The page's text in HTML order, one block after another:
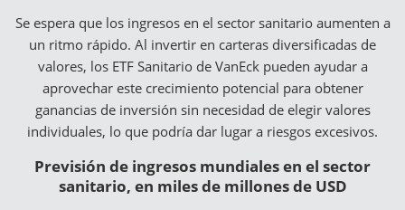
Se espera que los ingresos en el sector sanitario aumenten a
un ritmo rápido. Al invertir en carteras diversificadas de
valores, los ETF Sanitario de VanEck pueden ayudar a
aprovechar este crecimiento potencial para obtener
ganancias de inversión sin necesidad de elegir valores
individuales, lo que podría dar lugar a riesgos excesivos.
Previsión de ingresos mundiales en el sector
sanitario, en miles de millones de USD